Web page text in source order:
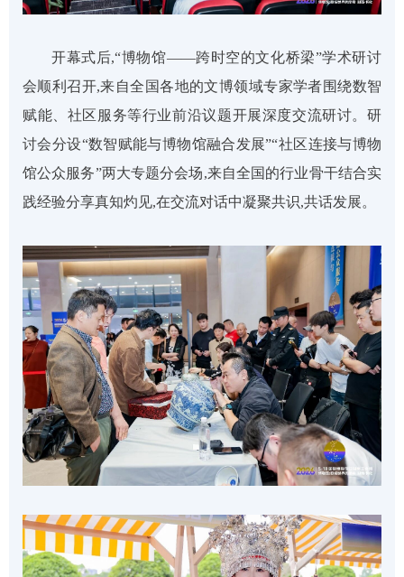
开幕式后,“博物馆——跨时空的文化桥梁”学术研讨
会顺利召开,来自全国各地的文博领域专家学者围绕数智
赋能、社区服务等行业前沿议题开展深度交流研讨。研
讨会分设“数智赋能与博物馆融合发展”“社区连接与博物
馆公众服务”两大专题分会场,来自全国的行业骨干结合实
践经验分享真知灼见,在交流对话中凝聚共识,共话发展。